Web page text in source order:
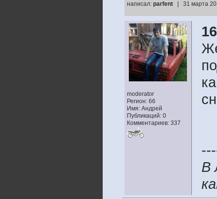
написал: parfent | 31 марта
moderator
Регион: 66
Имя: Андрей
Публикаций: 0
Комментариев: 337
В